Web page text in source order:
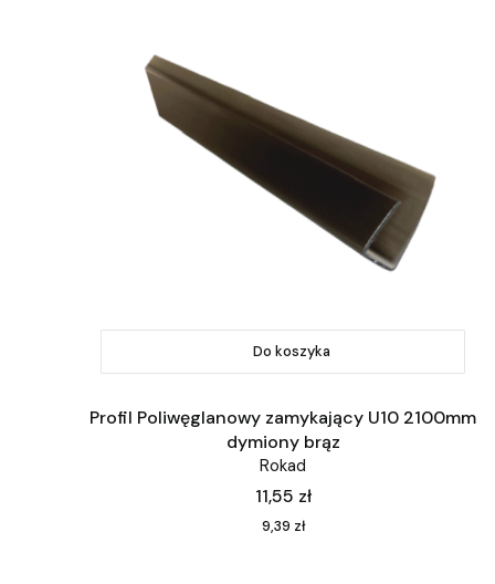
Do koszyka
Profil Poliwęglanowy zamykający U10 2100mm
dymiony brąz
Rokad
Cena
11,55 zł
Cena
9,39 zł